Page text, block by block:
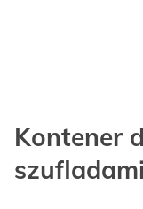
Kontener